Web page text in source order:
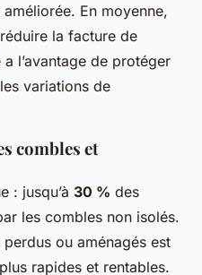
En moyenne,
la facture de
a l’avantage de protéger
variations de
combles et
: jusqu’à 30 % des
les combles non isolés.
ou aménagés est
rapides et rentables.